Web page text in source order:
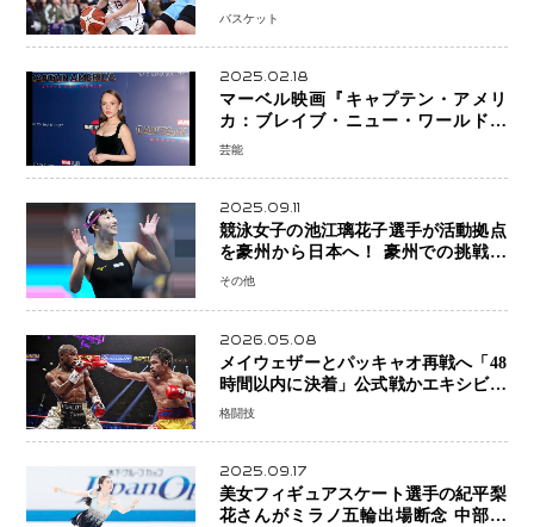
プロの現場へ―。
バスケット
2025.02.18
マーベル映画『キャプテン・アメリ
カ：ブレイブ・ニュー・ワールド』
新ブラック・ウィドウ役のシラ・ハー
芸能
2025.09.11
競泳女子の池江璃花子選手が活動拠点
を豪州から日本へ！ 豪州での挑戦を
糧に、28年ロサンゼルス五輪へ再始動
その他
2026.05.08
メイウェザーとパッキャオ再戦へ「48
時間以内に決着」公式戦かエキシビシ
ョンか混迷続く
格闘技
2025.09.17
美女フィギュアスケート選手の紀平梨
花さんがミラノ五輪出場断念 中部選